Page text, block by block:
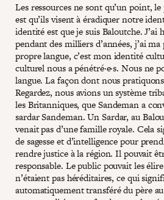
Les ressources ne sont qu’un point,
est qu’ils visent à éradiquer notre
identité est que je suis Baloutche. J’ai
pendant des milliers d’années, j’ai
propre langue, c’est mon identité
culturel nous a pénétré·e·s. Nous ne
langue. La façon dont nous
Regardez, nous avions un système
les Britanniques, que Sandeman a
sardar Sandeman. Un Sardar, au
venait pas d’une famille royale. Cela
de sagesse et d’intelligence pour
rendre justice à la région. Il pouvait
responsable. Le public pouvait les
n’étaient pas héréditaires, ce qui
automatiquement transféré du père